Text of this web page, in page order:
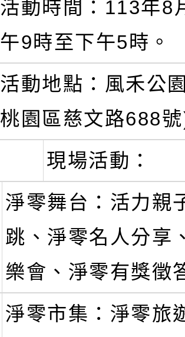
活動時間：113年8
午9時至下午5時。
活動地點：風禾公
桃園區慈文路688
現場活動：
淨零舞台：活力親
跳、淨零名人分享
樂會、淨零有獎徵
淨零市集：淨零旅